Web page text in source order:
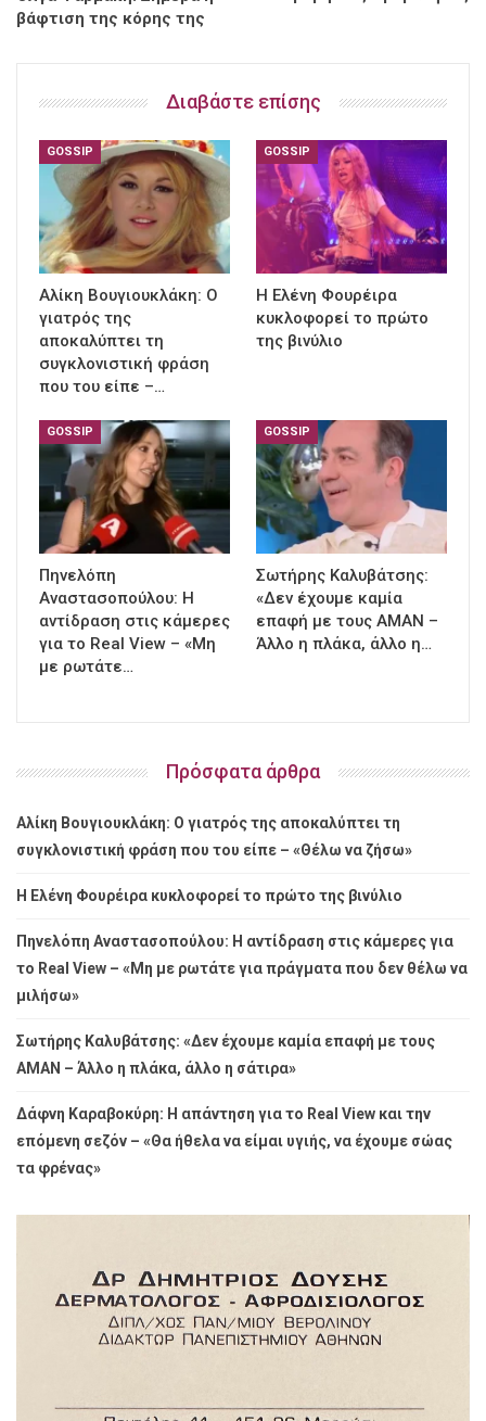
βάφτιση της κόρης της
Διαβάστε επίσης
GOSSIP
Αλίκη Βουγιουκλάκη: Ο
γιατρός της
αποκαλύπτει τη
συγκλονιστική φράση
που του είπε –…
GOSSIP
Η Ελένη Φουρέιρα
κυκλοφορεί το πρώτο
της βινύλιο
GOSSIP
Πηνελόπη
Αναστασοπούλου: Η
αντίδραση στις κάμερες
για το Real View – «Μη
με ρωτάτε…
GOSSIP
Σωτήρης Καλυβάτσης:
«Δεν έχουμε καμία
επαφή με τους ΑΜΑΝ –
Άλλο η πλάκα, άλλο η…
Πρόσφατα άρθρα
Αλίκη Βουγιουκλάκη: Ο γιατρός της αποκαλύπτει τη
συγκλονιστική φράση που του είπε – «Θέλω να ζήσω»
Η Ελένη Φουρέιρα κυκλοφορεί το πρώτο της βινύλιο
Πηνελόπη Αναστασοπούλου: Η αντίδραση στις κάμερες για
το Real View – «Μη με ρωτάτε για πράγματα που δεν θέλω να
μιλήσω»
Σωτήρης Καλυβάτσης: «Δεν έχουμε καμία επαφή με τους
ΑΜΑΝ – Άλλο η πλάκα, άλλο η σάτιρα»
Δάφνη Καραβοκύρη: Η απάντηση για το Real View και την
επόμενη σεζόν – «Θα ήθελα να είμαι υγιής, να έχουμε σώας
τα φρένας»